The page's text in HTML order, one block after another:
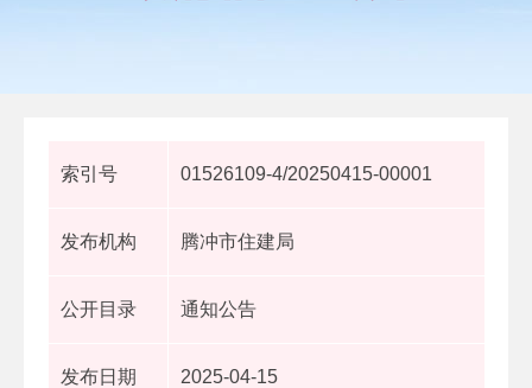
索引号 01526109-4/20250415-00001
发布机构 腾冲市住建局
公开目录 通知公告
发布日期 2025-04-15